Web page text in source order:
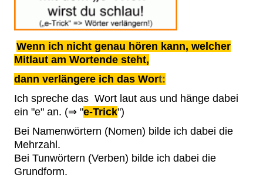
Wenn ich nicht genau hören kann, welcher
Mitlaut am Wortende steht,
dann verlängere ich das Wort:
Ich spreche das Wort laut aus und hänge dabei
ein "e" an. (⇒ "e-Trick")
Bei Namenwörtern (Nomen) bilde ich dabei die
Mehrzahl.
Bei Tunwörtern (Verben) bilde ich dabei die
Grundform.